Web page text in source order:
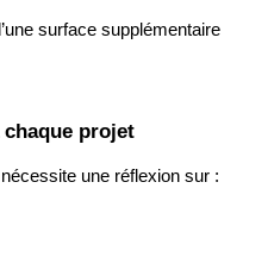
surface supplémentaire
chaque projet
une réflexion sur :